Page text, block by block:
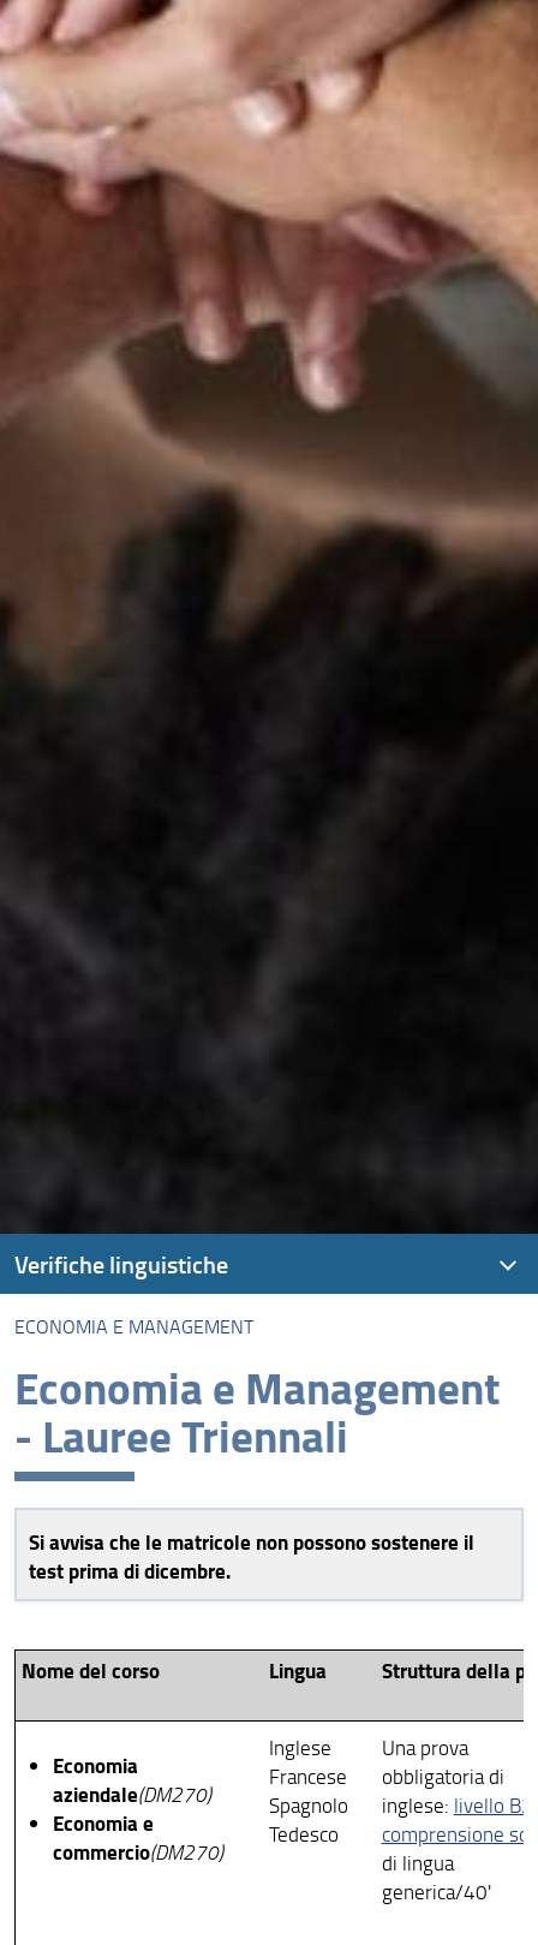
ECONOMIA E MANAGEMENT
Economia e Management
- Lauree Triennali
Si avvisa che le matricole non possono sostenere il
test prima di dicembre.
Nome del corso Lingua Struttura della
Economia
aziendale(DM270)
Economia e
commercio(DM270)
Inglese
Francese
Spagnolo
Tedesco
Una prova
obbligatoria di
inglese: livello B2
comprensione
di lingua
generica/40'
Verifiche linguistiche
Prove di conoscenza linguistica
Agraria
Architettura
Economia e Management
Giurisprudenza
Ingegneria
Scienze della salute umana
Scienze Matematiche Fisiche e Naturali
Scienze Politiche Cesare Alfieri
Studi Umanistici e della Formazione